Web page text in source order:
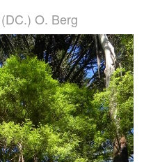
(DC.) O. Berg